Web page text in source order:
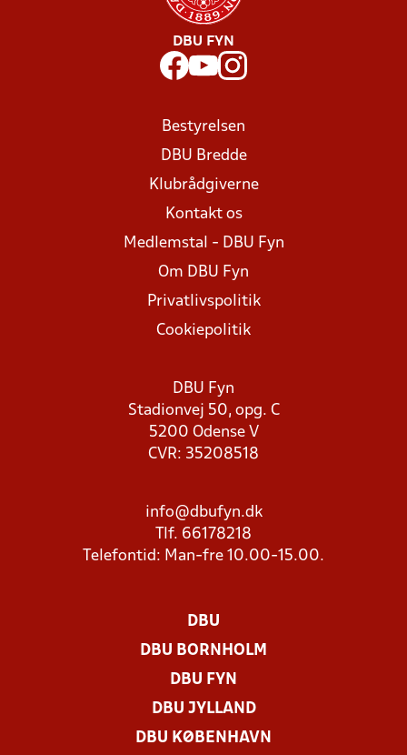
DBU FYN
Bestyrelsen
DBU Bredde
Klubrådgiverne
Kontakt os
Medlemstal - DBU Fyn
Om DBU Fyn
Privatlivspolitik
Cookiepolitik
DBU Fyn
Stadionvej 50, opg. C
5200 Odense V
CVR: 35208518
info@dbufyn.dk
Tlf. 66178218
Telefontid: Man-fre 10.00-15.00.
DBU
DBU BORNHOLM
DBU FYN
DBU JYLLAND
DBU KØBENHAVN